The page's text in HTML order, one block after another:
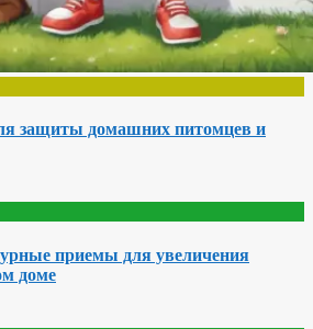
защиты домашних питомцев и
приемы для увеличения
доме